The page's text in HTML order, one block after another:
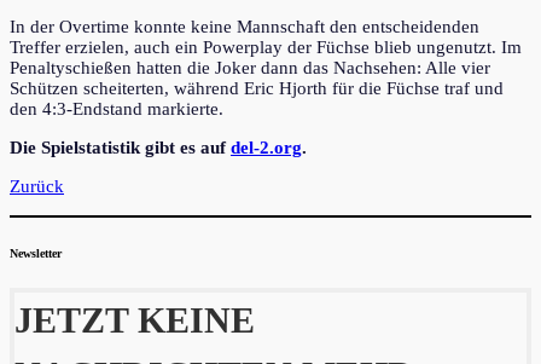
In der Overtime konnte keine Mannschaft den entscheidenden
Treffer erzielen, auch ein Powerplay der Füchse blieb ungenutzt. Im
Penaltyschießen hatten die Joker dann das Nachsehen: Alle vier
Schützen scheiterten, während Eric Hjorth für die Füchse traf und
den 4:3-Endstand markierte.
Die Spielstatistik gibt es aufdel-2.org.
Zurück
Newsletter
JETZT KEINE